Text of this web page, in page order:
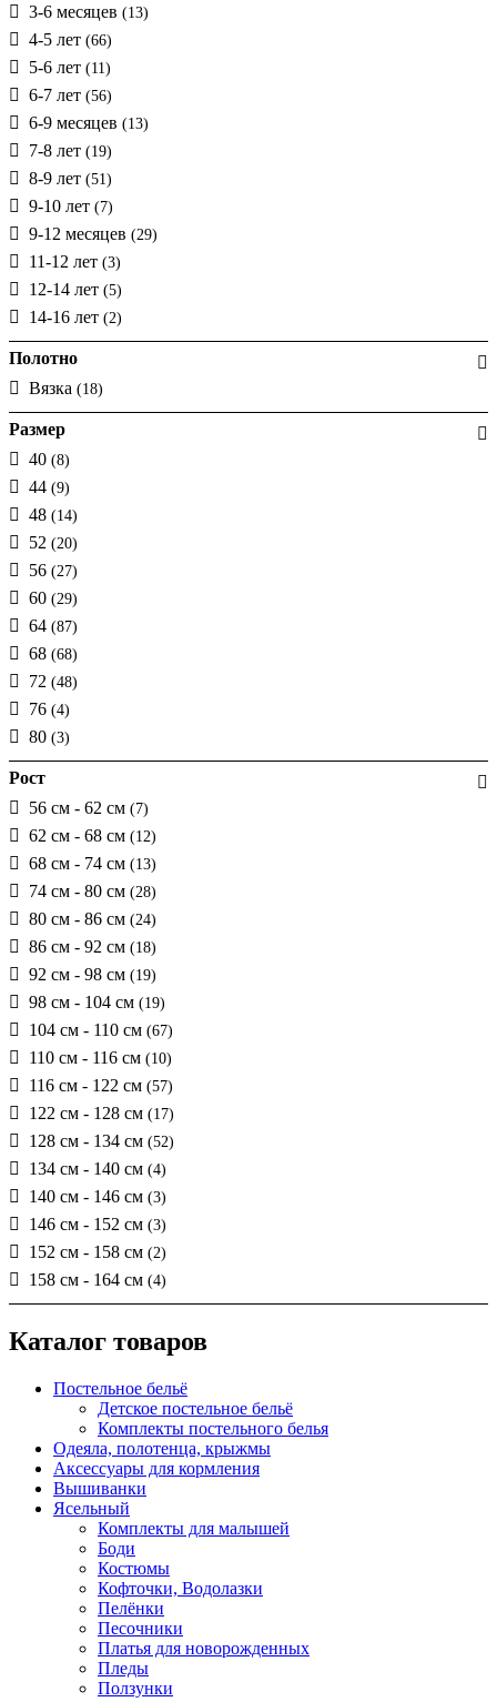
3-6 месяцев (13)
4-5 лет (66)
5-6 лет (11)
6-7 лет (56)
6-9 месяцев (13)
7-8 лет (19)
8-9 лет (51)
9-10 лет (7)
9-12 месяцев (29)
11-12 лет (3)
12-14 лет (5)
14-16 лет (2)
Полотно
Вязка (18)
Размер
40 (8)
44 (9)
48 (14)
52 (20)
56 (27)
60 (29)
64 (87)
68 (68)
72 (48)
76 (4)
80 (3)
Рост
56 см - 62 см (7)
62 см - 68 см (12)
68 см - 74 см (13)
74 см - 80 см (28)
80 см - 86 см (24)
86 см - 92 см (18)
92 см - 98 см (19)
98 см - 104 см (19)
104 см - 110 см (67)
110 см - 116 см (10)
116 см - 122 см (57)
122 см - 128 см (17)
128 см - 134 см (52)
134 см - 140 см (4)
140 см - 146 см (3)
146 см - 152 см (3)
152 см - 158 см (2)
158 см - 164 см (4)
Каталог товаров
Постельное бельё
Детское постельное бельё
Комплекты постельного белья
Одеяла, полотенца, крыжмы
Аксессуары для кормления
Вышиванки
Ясельный
Комплекты для малышей
Боди
Костюмы
Кофточки, Водолазки
Пелёнки
Песочники
Платья для новорожденных
Пледы
Ползунки